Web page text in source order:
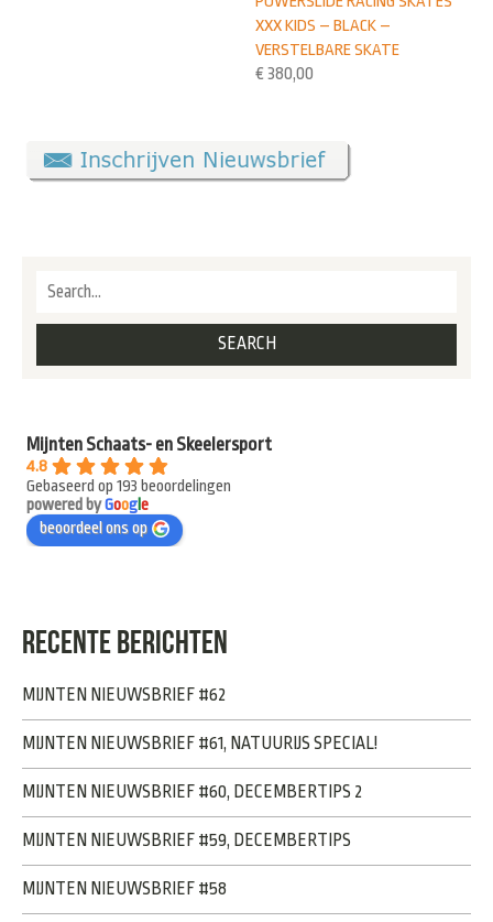
XXX KIDS – BLACK –
VERSTELBARE SKATE
€ 380,00
Mijnten Schaats- en Skeelersport
4.8
Gebaseerd op 193 beoordelingen
powered byGooge
beoordeel ons op
RECENTE BERICHTEN
MIJNTEN NIEUWSBRIEF #62
MIJNTEN NIEUWSBRIEF #61, NATUURIJS SPECIAL!
MIJNTEN NIEUWSBRIEF #60, DECEMBERTIPS 2
MIJNTEN NIEUWSBRIEF #59, DECEMBERTIPS
MIJNTEN NIEUWSBRIEF #58